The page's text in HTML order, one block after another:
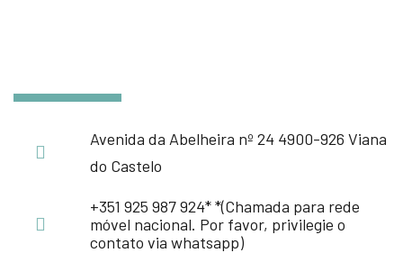
Avenida da Abelheira nº 24 4900-926 Viana
do Castelo
+351 925 987 924* *(Chamada para rede
móvel nacional. Por favor, privilegie o
contato via whatsapp)